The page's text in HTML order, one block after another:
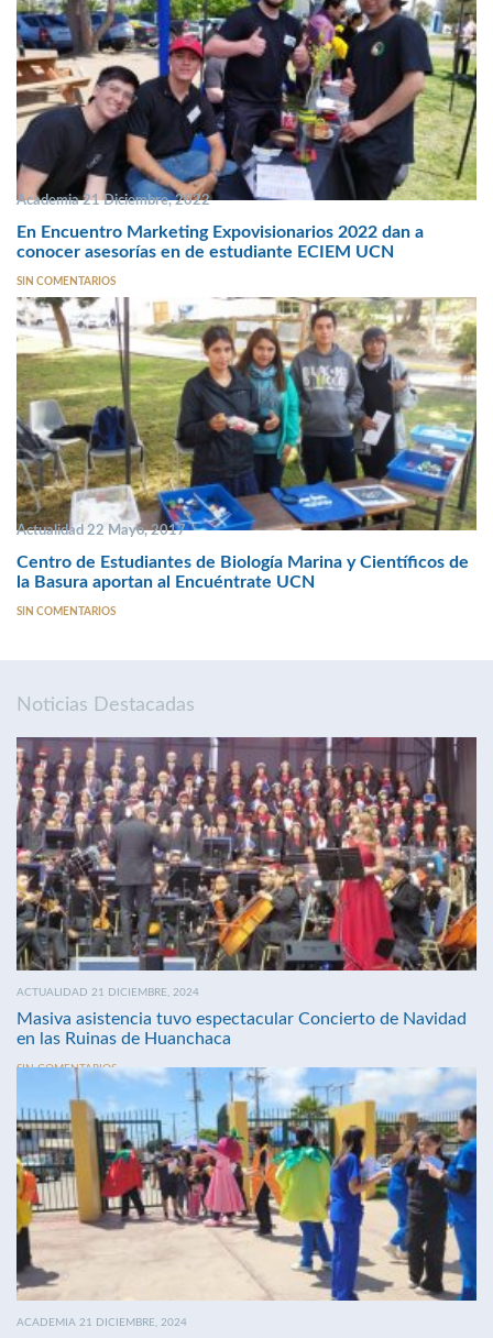
Academia 21 Diciembre, 2022
En Encuentro Marketing Expovisionarios 2022 dan a
conocer asesorías en de estudiante ECIEM UCN
SIN COMENTARIOS
Actualidad 22 Mayo, 2017
Centro de Estudiantes de Biología Marina y Científicos de
la Basura aportan al Encuéntrate UCN
SIN COMENTARIOS
Noticias Destacadas
ACTUALIDAD 21 DICIEMBRE, 2024
Masiva asistencia tuvo espectacular Concierto de Navidad
en las Ruinas de Huanchaca
SIN COMENTARIOS
ACADEMIA 21 DICIEMBRE, 2024